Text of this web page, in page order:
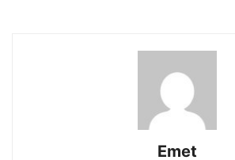
Emet